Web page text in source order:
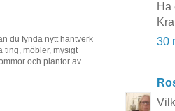
Ha
30
du fynda nytt hantverk
ting, möbler, mysigt
och plantor av